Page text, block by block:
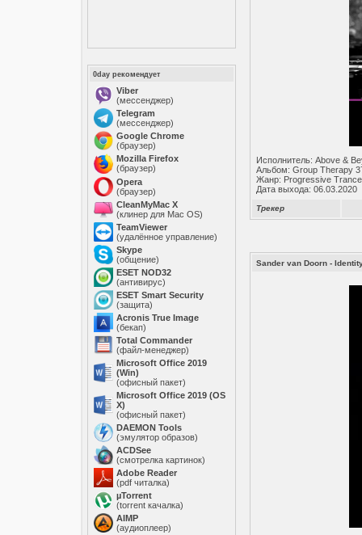
0day рекомендует
Viber
(мессенджер)
Telegram
(мессенджер)
Google Chrome
(браузер)
Mozilla Firefox
(браузер)
Opera
(браузер)
CleanMyMac X
(клинер для Mac OS)
TeamViewer
(удалённое управление)
Skype
(общение)
ESET NOD32
(антивирус)
ESET Smart Security
(защита)
Acronis True Image
(бекап)
Total Commander
(файл-менеджер)
Microsoft Office 2019
(Win)
(офисный пакет)
Microsoft Office 2019 (OS
X)
(офисный пакет)
DAEMON Tools
(эмулятор образов)
ACDSee
(смотрелка картинок)
Adobe Reader
(pdf читалка)
µTorrent
(torrent качалка)
AIMP
(аудиоплеер)
Исполнитель: Above &
Альбом: Group Therapy
Жанр: Progressive
Дата выхода: 06.03.2020
Трекер
Sander van Doorn -